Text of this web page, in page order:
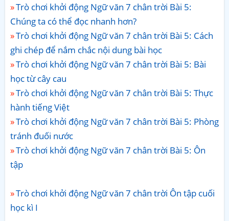
Trò chơi khởi động Ngữ văn 7 chân trời Bài 5:
Chúng ta có thể đọc nhanh hơn?
Trò chơi khởi động Ngữ văn 7 chân trời Bài 5: Cách
ghi chép để nắm chắc nội dung bài học
Trò chơi khởi động Ngữ văn 7 chân trời Bài 5: Bài
học từ cây cau
Trò chơi khởi động Ngữ văn 7 chân trời Bài 5: Thực
hành tiếng Việt
Trò chơi khởi động Ngữ văn 7 chân trời Bài 5: Phòng
tránh đuối nước
Trò chơi khởi động Ngữ văn 7 chân trời Bài 5: Ôn
tập
Trò chơi khởi động Ngữ văn 7 chân trời Ôn tập cuối
học kì I